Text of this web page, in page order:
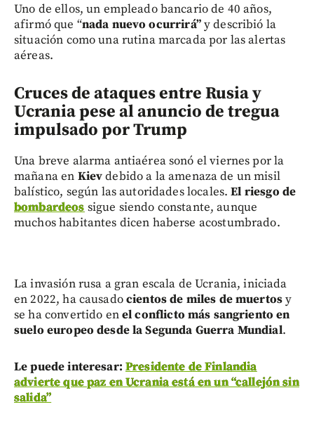
Uno de ellos, un empleado bancario de 40 años,
afirmó que “nada nuevo ocurrirá”y describió la
situación como una rutina marcada por las alertas
aéreas.
Cruces de ataques entre Rusia y
Ucrania pese al anuncio de tregua
impulsado por Trump
Una breve alarma antiaérea sonó el viernes por la
mañana en Kievdebido a la amenaza de un misil
balístico, según las autoridades locales.El riesgo de
bombardeos sigue siendo constante, aunque
muchos habitantes dicen haberse acostumbrado.
La invasión rusa a gran escala de Ucrania, iniciada
en 2022, ha causadocientos de miles de muertosy
se ha convertido enel conflicto más sangriento en
suelo europeo desde la Segunda Guerra Mundial.
Le puede interesar: Presidente de Finlandia
advierte que paz en Ucrania está en un “callejón sin
salida”